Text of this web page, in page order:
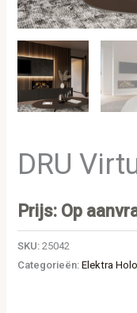
DRU
Prijs: Op
SKU:25042
Categorieën:Elektra